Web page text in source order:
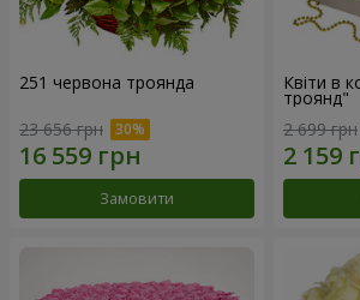
251 червона троянда
23 656 грн
Замовити
Квіти в
троянд"
2 699 грн